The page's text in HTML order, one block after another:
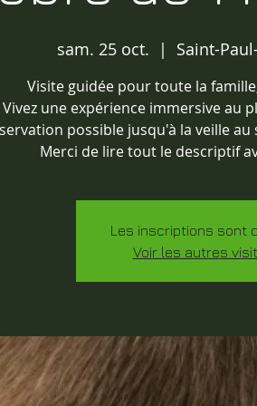
sam. 25 oct.
  |
Saint-
Visite guidée pour toute la
Vivez une expérience immersive au
possible jusqu'à la veille
Merci de lire tout le descriptif
Les inscriptions sont
Voir les autres